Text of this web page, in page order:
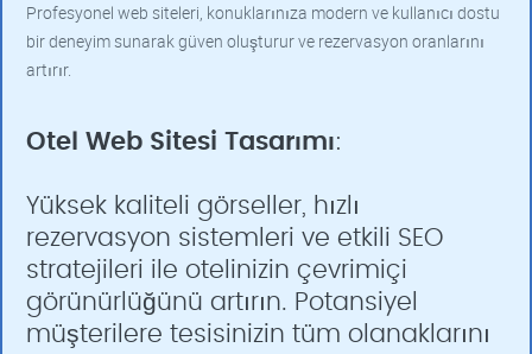
Profesyonel web siteleri, konuklarınıza modern ve kullanıcı dostu
bir deneyim sunarak güven oluşturur ve rezervasyon oranlarını
artırır.
Otel Web Sitesi Tasarımı:
Yüksek kaliteli görseller, hızlı
rezervasyon sistemleri ve etkili SEO
stratejileri ile otelinizin çevrimiçi
görünürlüğünü artırın. Potansiyel
müşterilere tesisinizin tüm olanaklarını